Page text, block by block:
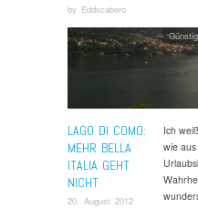
by Eddscabero
LAGO DI COMO:
MEHR BELLA
ITALIA GEHT
NICHT
20. August 2012
Ich
wie